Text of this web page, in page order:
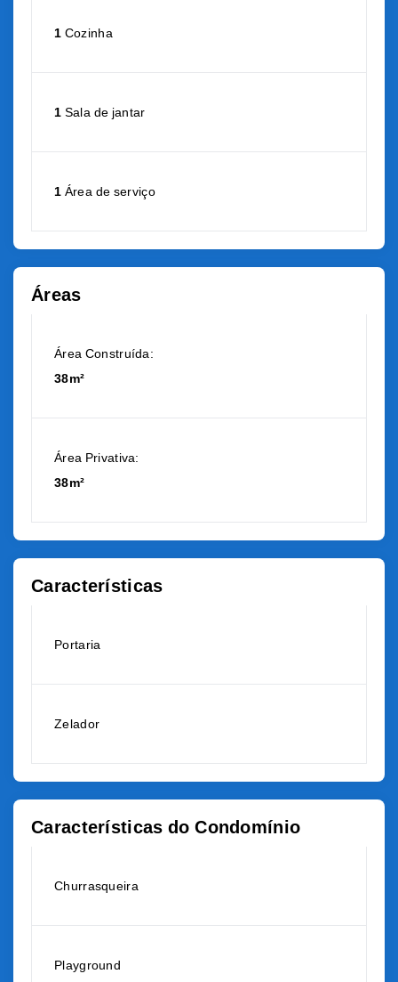
1 Cozinha
1 Sala de jantar
1 Área de serviço
Áreas
Área Construída:
38m²
Área Privativa:
38m²
Características
Portaria
Zelador
Características do Condomínio
Churrasqueira
Playground